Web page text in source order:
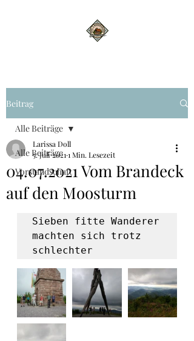
Beitrag
Alle Beiträge
Vorstandschaft
Alle Beiträge
04.07.2021 Vom Brandeck
auf den Moosturm
Larissa Doll
5. Juli 2021 1 Min. Lesezeit
Sieben fitte Wanderer
machten sich trotz
schlechter